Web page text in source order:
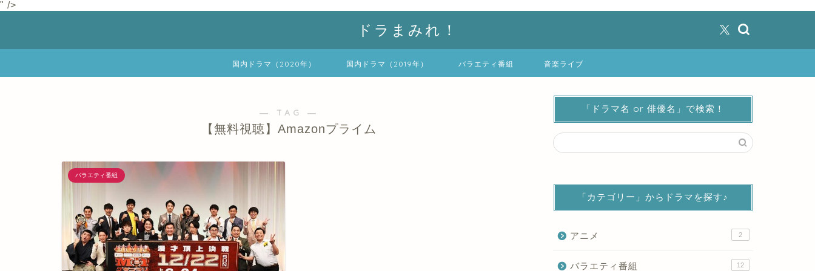
" />
ドラまみれ！
国内ドラマ（2020年） 国内ドラマ（2019年） バラエティ番組 音楽ライブ
― TAG ―
【無料視聴】Amazonプライム
バラエティ番組
「ドラマ名 or 俳優名」で検索！
「カテゴリー」からドラマを探す♪
アニメ 2
バラエティ番組 12